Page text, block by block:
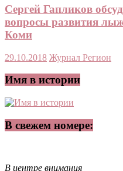
Сергей Гапликов
вопросы развития
Коми
29.10.2018 Журнал Регион
Имя в истории
В свежем номере:
В центре внимания